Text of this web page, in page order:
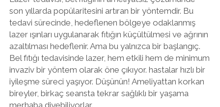
son yıllarda popülaritesini artıran bir yöntemdir. Bu
tedavi sürecinde, hedeflenen bölgeye odaklanmış
lazer ışınları uygulanarak fıtığın küçültülmesi ve ağrının
azaltılması hedeflenir. Ama bu yalnızca bir başlangıç.
Bel fıtığı tedavisinde lazer, hem etkili hem de minimum
invaziv bir yöntem olarak öne çıkıyor. hastalar hızlı bir
iyileşme süreci yaşıyor. Düşünün! Ameliyattan korkan
bireyler, birkaç seansta tekrar sağlıklı bir yaşama
merhaba diyebiliyorlar.